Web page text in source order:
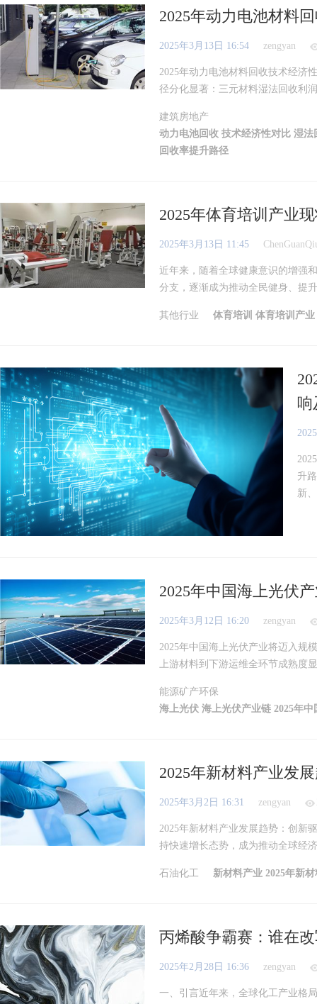
2025年动力电池材料
2025年3月13日 16:54 zengyan
2025年动力电池材料回收技术经济
径分化显著：三元材料湿法回收利
建筑房地产
动力电池回收 技术经济性对比 湿法
回收率提升路径
2025年体育培训产业
2025年3月13日 11:45
近年来，随着全球健康意识的增强
分支，逐渐成为推动全民健身、提
其他行业 体育培训 体育培训产业
响
升
新
2025年中国海上光伏
2025年3月12日 16:20 zengyan
2025年中国海上光伏产业将迈入规
上游材料到下游运维全环节成熟度
能源矿产环保
海上光伏 海上光伏产业链 2025年
2025年新材料产业发
2025年3月2日 16:31 zengyan
2025年新材料产业发展趋势：创新
持快速增长态势，成为推动全球经
石油化工 新材料产业 2025年新
丙烯酸争霸赛：谁在
2025年2月28日 16:36 zengyan
一、引言近年来，全球化工产业格